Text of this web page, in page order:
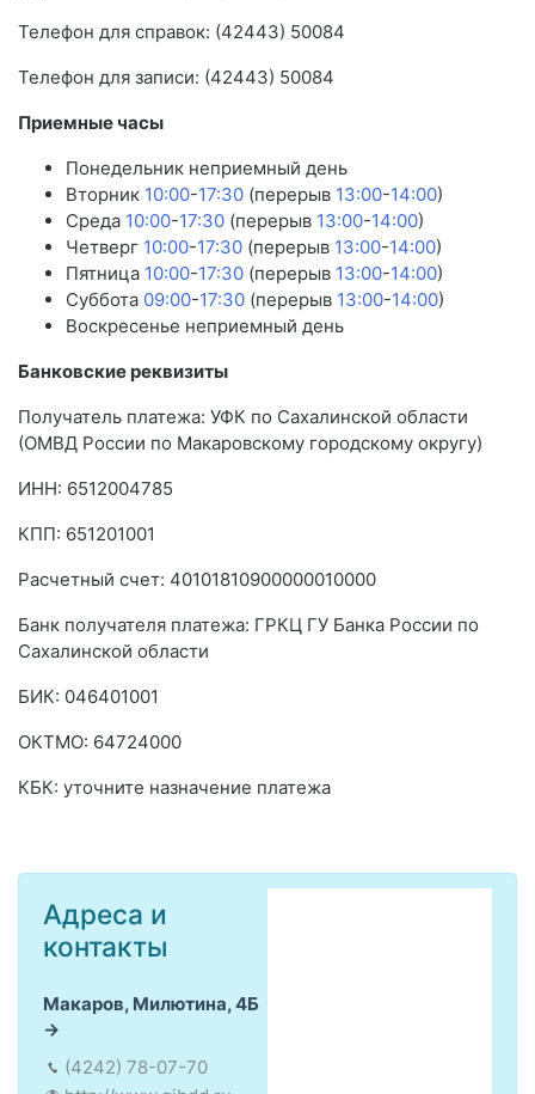
Телефон для справок: (42443) 50084
Телефон для записи: (42443) 50084
Приемные часы
Понедельник неприемный день
Вторник 10:00-17:30 (перерыв 13:00-14:00)
Среда 10:00-17:30 (перерыв 13:00-14:00)
Четверг 10:00-17:30 (перерыв 13:00-14:00)
Пятница 10:00-17:30 (перерыв 13:00-14:00)
Суббота 09:00-17:30 (перерыв 13:00-14:00)
Воскресенье неприемный день
Банковские реквизиты
Получатель платежа: УФК по Сахалинской области
(ОМВД России по Макаровскому городскому округу)
ИНН: 6512004785
КПП: 651201001
Расчетный счет: 40101810900000010000
Банк получателя платежа: ГРКЦ ГУ Банка России по
Сахалинской области
БИК: 046401001
ОКТMО: 64724000
КБК: уточните назначение платежа
Адреса и
контакты
Макаров, Милютина, 4Б
(4242) 78-07-70